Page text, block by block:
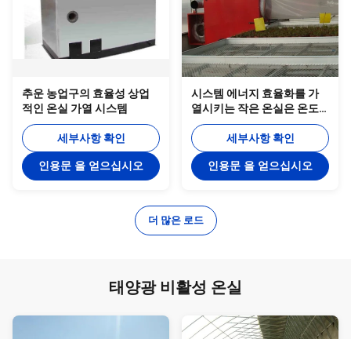
추운 농업구의 효율성 상업
적인 온실 가열 시스템
세부사항 확인
인용문 을 얻으십시오
시스템 에너지 효율화를 가
열시키는 작은 온실은 온도
를 데웁니다
세부사항 확인
인용문 을 얻으십시오
더 많은 로드
태양광 비활성 온실